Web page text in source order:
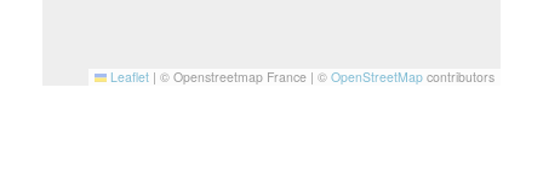
Leaflet | © Openstreetmap France | © OpenStreetMap contributors